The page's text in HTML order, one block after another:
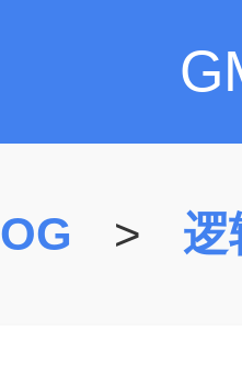
OG > 逻